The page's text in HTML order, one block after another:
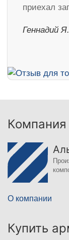
приехал
Геннадий
Компания
О компании
Купить